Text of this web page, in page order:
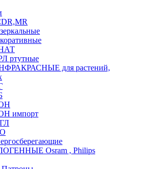
ртутные
для растений,
импорт
Osram , Philips